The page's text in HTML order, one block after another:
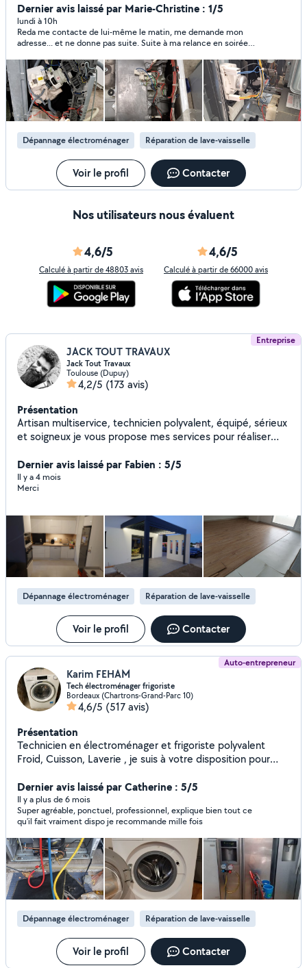
changement des pièces sur tout les appareils
d'électroménager.
Dernier avis laissé par Marie-Christine : 1/5
lundi à 10h
Reda me contacte de lui-même le matin, me demande mon
adresse... et ne donne pas suite. Suite à ma relance en soirée
en vacances et me rappellera plus tard. Vraiment pas sérieux !
Dépannage électroménager Réparation de lave-vaisselle
Voir le profil Contacter
Nos utilisateurs nous évaluent
4,6/5
Calculé à partir de 48803 avis
4,6/5
Calculé à partir de 66000 avis
Entreprise
JACK TOUT TRAVAUX
Jack Tout Travaux
Toulouse (Dupuy)
4,2/5 (173 avis)
Présentation
Artisan multiservice, technicien polyvalent, équipé, sérieux
et soigneux je vous propose mes services pour réaliser
genre ; n'hésitez pas à demander, je ne manquerai pas de
vous dire si je suis en mesure de vous aider... En société,
en mesure de produire devis, facture, garantie et service
minutes pour me joindre sur mon numéro.
Dernier avis laissé par Fabien : 5/5
Il y a 4 mois
Merci
Dépannage électroménager Réparation de lave-vaisselle
Voir le profil Contacter
Auto-entrepreneur
Karim FEHAM
Tech électroménager frigoriste
Bordeaux (Chartrons-Grand-Parc 10)
4,6/5 (517 avis)
Présentation
Technicien en électroménager et frigoriste polyvalent
Froid, Cuisson, Laverie , je suis à votre disposition pour
vaisselle , sèche linge, four , congélateur , réfrigérateur,
frigo américain, hotte de cuisine. recharge gaz
refrigerateur et froid commercial et climatisation
Dernier avis laissé par Catherine : 5/5
Il y a plus de 6 mois
Super agréable, ponctuel, professionnel, explique bien tout ce
qu'il fait vraiment dispo je recommande mille fois
Dépannage électroménager Réparation de lave-vaisselle
Voir le profil Contacter